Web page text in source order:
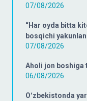
07/08/2026
“Har oyda bitta
bosqichi
07/08/2026
Aholi jon boshiga
06/08/2026
Oʻzbekistonda